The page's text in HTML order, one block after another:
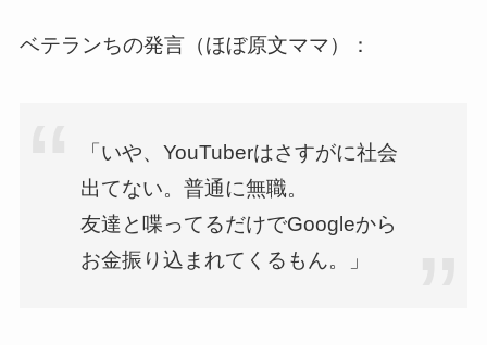
ベテランちの発言（ほぼ原文ママ）：
「いや、YouTuberはさすがに社会
出てない。普通に無職。
友達と喋ってるだけでGoogleから
お金振り込まれてくるもん。」